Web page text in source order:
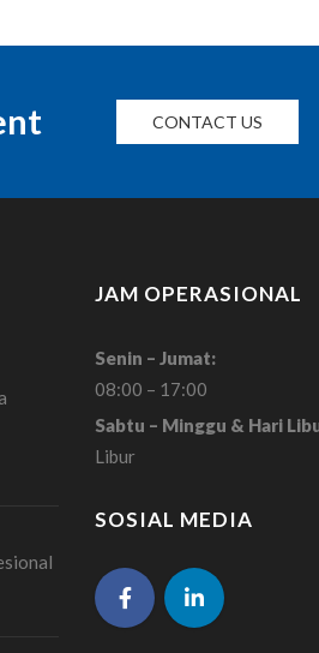
CONTACT US
JAM OPERASIONAL
Senin – Jumat:
08:00 – 17:00
Sabtu – Minggu & Hari
Libur
SOSIAL MEDIA